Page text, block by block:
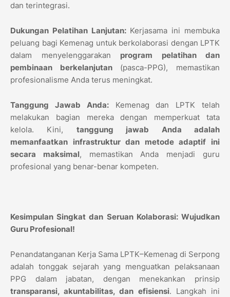
dan terintegrasi.
Dukungan Pelatihan Lanjutan:Kerjasama ini membuka
peluang bagi Kemenag untuk berkolaborasi dengan LPTK
dalam menyelenggarakan program pelatihan dan
pembinaan berkelanjutan(pasca-PPG), memastikan
profesionalisme Anda terus meningkat.
Tanggung Jawab Anda:Kemenag dan LPTK telah
melakukan bagian mereka dengan memperkuat tata
kelola. Kini, tanggung jawab Anda adalah
memanfaatkan infrastruktur dan metode adaptif ini
secara maksimal, memastikan Anda menjadi guru
profesional yang benar-benar kompeten.
Kesimpulan Singkat dan Seruan Kolaborasi: Wujudkan
Guru Profesional!
Penandatanganan Kerja Sama LPTK–Kemenag di Serpong
adalah tonggak sejarah yang menguatkan pelaksanaan
PPG dalam jabatan, dengan menekankan prinsip
transparansi, akuntabilitas, dan efisiensi. Langkah ini